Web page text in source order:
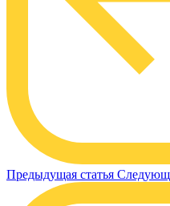
Предыдущая статья